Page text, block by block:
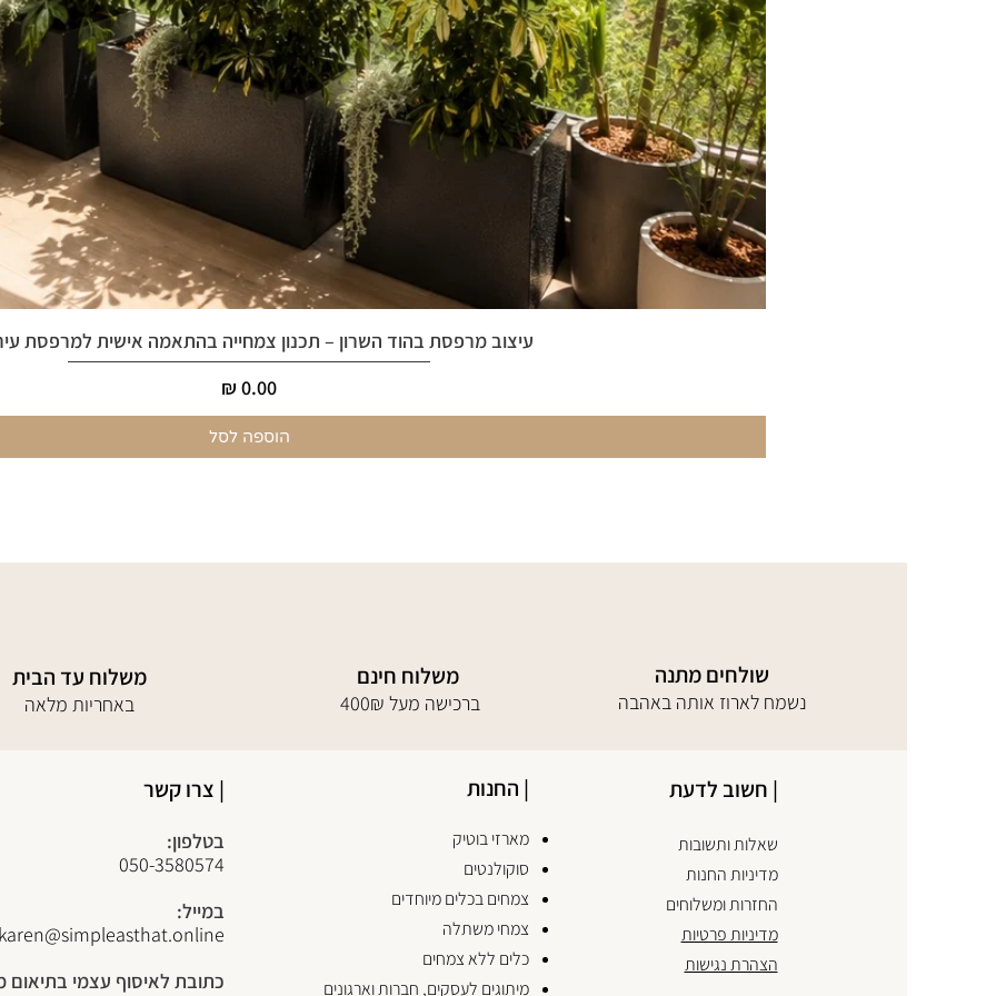
עיצוב מרפסת בהוד השרון – תכנון צמחייה בהתאמה אישית למרפסת
מחיר
הוספה לסל
משלוח עד הבית
באחריות מלאה
משלוח חינם
400₪ ברכישה מעל
שולחים מתנה
נשמח לארוז אותה באהבה
| צרו קשר
בטלפון:
050-3580574
במייל:
כתובת לאיסוף עצמי
| החנות
מארזי בוטיק
סוקולנטים
צמחים בכלים מיוחדים
צמחי משתלה
כלים ללא צמחים
מיתוגים לעסקים, חברות וארגונים
| חשוב לדעת
שאלות ותשובות
מדיניות החנות
החזרות ומשלוחים
מדיניות פרטיות
הצהרת נגישות